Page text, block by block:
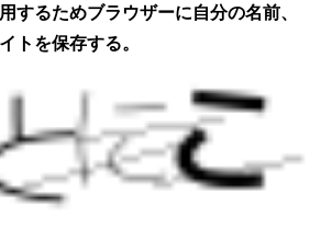
するためブラウザーに自分の名前、
トを保存する。